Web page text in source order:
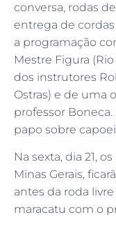
conversa, rodas
entrega de
a programação
Mestre Figura
dos instrutores
Ostras) e de uma
professor
papo sobre
Na sexta, dia 21,
Minas Gerais,
antes da roda
maracatu com o